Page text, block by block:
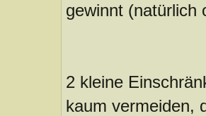
gewinnt (natürlich
2 kleine
kaum vermeiden,